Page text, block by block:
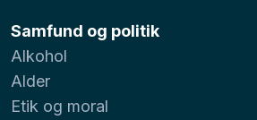
Samfund og politik
Alkohol
Alder
Etik og moral